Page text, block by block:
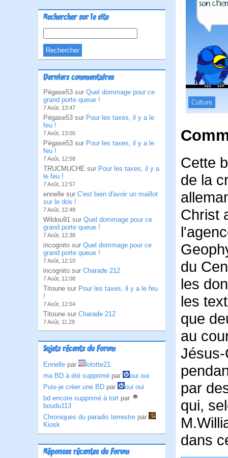
Rechercher sur le site
Derniers commentaires
Pégase53 sur Quel dommage pour ce
grand porte queue !
7 Août, 13:47
Pégase53 sur Pour les taxes, il y a le
feu !
7 Août, 13:00
Pégase53 sur Pour les taxes, il y a le
feu !
7 Août, 12:58
TRUCMUCHE sur Pour les taxes, il y a
le feu !
7 Août, 12:57
ennelle sur C'est bien d'avoir un maillot
sur le dos !
7 Août, 12:48
Wildou91 sur Quel dommage pour ce
grand porte queue !
7 Août, 12:38
incognito sur Quel dommage pour ce
grand porte queue !
7 Août, 12:10
incognito sur Charade 212
7 Août, 12:08
Titoune sur Pour les taxes, il y a le feu
!
7 Août, 12:04
Titoune sur Charade 212
7 Août, 11:29
Sujets récents du Forum
Ennelle par
lolotte21
ma BD à été supprimé par
oui oui
Puis-je créer une BD par
oui oui
bd encore supprimé à tort par
boudu113
Chroniques du paradis terrestre par
Kiosk
Réponses récentes du Forum
Culture
Cette
de la
Christ
du
les
les
que
au
par
qui,
dans